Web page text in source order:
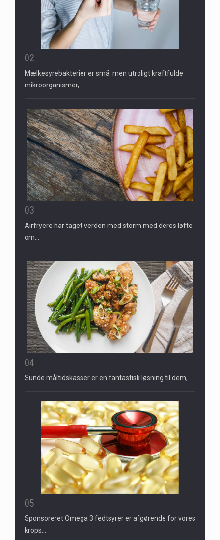
02
Mælkesyrebakterier er små, men utroligt kraftfulde
mikroorganismer,…
03
Airfryere har taget verden med storm med deres løfte
om…
04
Sunde måltidskasser er en fantastisk løsning til dem,…
05
Sponsoreret Omega 3 fedtsyrer er afgørende for vores
krops…